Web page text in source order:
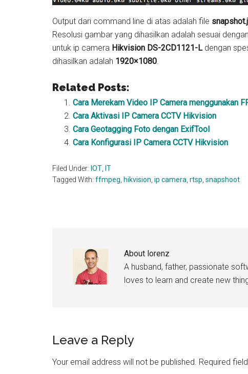
Output dari command line di atas adalah file
Resolusi gambar yang dihasilkan adalah sesuai
untuk ip camera Hikvision DS-2CD1121-Ldengan
dihasilkan adalah 1920×1080.
Related Posts:
Cara Merekam Video IP Camera menggunakan
Cara Aktivasi IP Camera CCTV Hikvision
Cara Geotagging Foto dengan ExifTool
Cara Konfigurasi IP Camera CCTV Hikvision
Filed Under: IOT IT
Tagged With: ffmpeg hikvision ip camera rtsp snapshoot
About lorenz
A husband, father, passionate
loves to learn and create new
Reader
Interactions
Leave a Reply
Your email address will not be published. Required